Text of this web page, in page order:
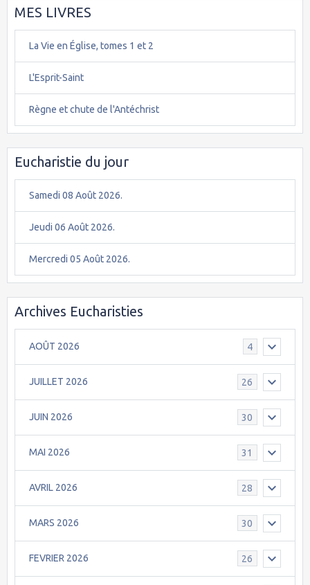
MES LIVRES
La Vie en Église, tomes 1 et 2
L'Esprit-Saint
Règne et chute de l'Antéchrist
Eucharistie du jour
Samedi 08 Août 2026.
Jeudi 06 Août 2026.
Mercredi 05 Août 2026.
Archives Eucharisties
AOÛT 2026 4
JUILLET 2026 26
JUIN 2026 30
MAI 2026 31
AVRIL 2026 28
MARS 2026 30
FEVRIER 2026 26